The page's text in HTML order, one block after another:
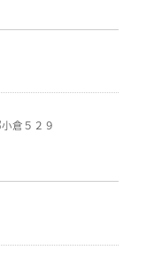
倉５２９